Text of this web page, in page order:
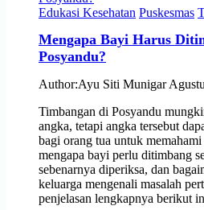
Edukasi Kesehatan Puskesmas
Mengapa Bayi Harus
Posyandu?
Author:Ayu Siti Munigar
Timbangan di Posyandu
angka, tetapi angka tersebut
bagi orang tua untuk
mengapa bayi perlu ditimbang
sebenarnya diperiksa, dan
keluarga mengenali masalah
penjelasan lengkapnya berikut